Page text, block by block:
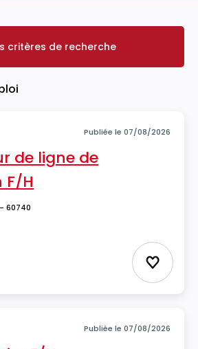
Vos critères de recherche
critères de recherche
Publiée le 07/08/2026
de ligne de
F/H
60740
Ajouter
Publiée le 07/08/2026